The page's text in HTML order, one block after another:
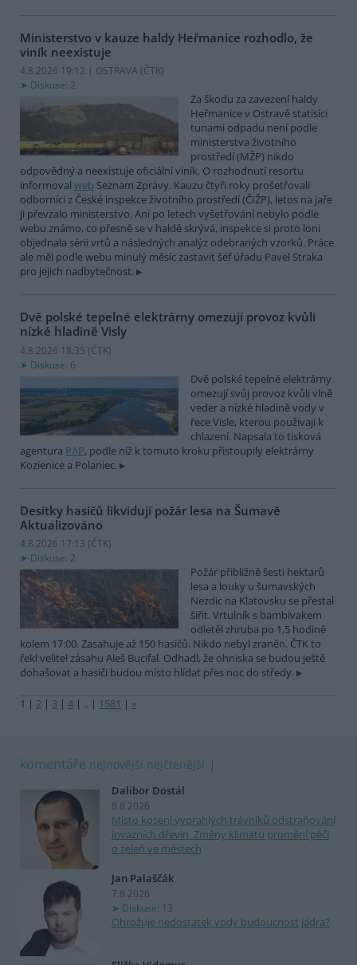
Ministerstvo v kauze haldy Heřmanice rozhodlo, že
viník neexistuje
4.8.2026 19:12 | OSTRAVA (ČTK)
Diskuse: 2
Za škodu za zavezení haldy
Heřmanice v Ostravě statisíci
tunami odpadu není podle
ministerstva životního
prostředí (MŽP) nikdo
odpovědný a neexistuje oficiální viník. O rozhodnutí resortu
informoval web Seznam Zprávy. Kauzu čtyři roky prošetřovali
odborníci z České inspekce životního prostředí (ČIŽP), letos na jaře
ji převzalo ministerstvo. Ani po letech vyšetřování nebylo podle
webu známo, co přesně se v haldě skrývá, inspekce si proto loni
objednala sérii vrtů a následných analýz odebraných vzorků. Práce
ale měl podle webu minulý měsíc zastavit šéf úřadu Pavel Straka
pro jejich nadbytečnost.
Dvě polské tepelné elektrárny omezují provoz kvůli
nízké hladině Visly
4.8.2026 18:35 (ČTK)
Diskuse: 6
Dvě polské tepelné elektrárny
omezují svůj provoz kvůli vlně
veder a nízké hladině vody v
řece Visle, kterou používají k
chlazení. Napsala to tisková
agentura PAP, podle níž k tomuto kroku přistoupily elektrárny
Kozienice a Polaniec.
Desítky hasičů likvidují požár lesa na Šumavě
Aktualizováno
4.8.2026 17:13 (ČTK)
Diskuse: 2
Požár přibližně šesti hektarů
lesa a louky u šumavských
Nezdic na Klatovsku se přestal
šířit. Vrtulník s bambivakem
odletěl zhruba po 1,5 hodině
kolem 17:00. Zasahuje až 150 hasičů. Nikdo nebyl zraněn. ČTK to
řekl velitel zásahu Aleš Bucifal. Odhadl, že ohniska se budou ještě
dohašovat a hasiči budou místo hlídat přes noc do středy.
1 | 2 | 3 | 4 | .. | 1581 | »
komentáře nejnovější nejčtenější
Dalibor Dostál
8.8.2026
Místo kosení vyprahlých trávníků odstraňování
invazních dřevin. Změny klimatu promění péči
o zeleň ve městech
Jan Palaščák
7.8.2026
Diskuse: 13
Ohrožuje nedostatek vody budoucnost jádra?